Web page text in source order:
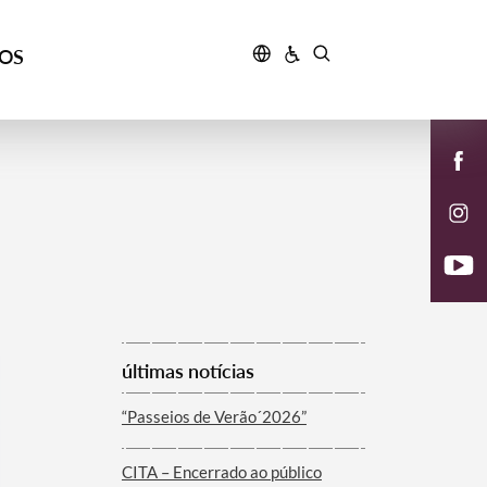
últimas notícias
“Passeios de Verão´2026”
CITA – Encerrado ao público